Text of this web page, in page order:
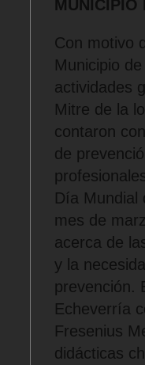
MUNICIPIO
Con motivo
Municipio
actividades
Mitre de la
contaron
de
Día Mundial
mes de
acerca de
y la
prevención.
Echeverría
Fresenius
didácticas